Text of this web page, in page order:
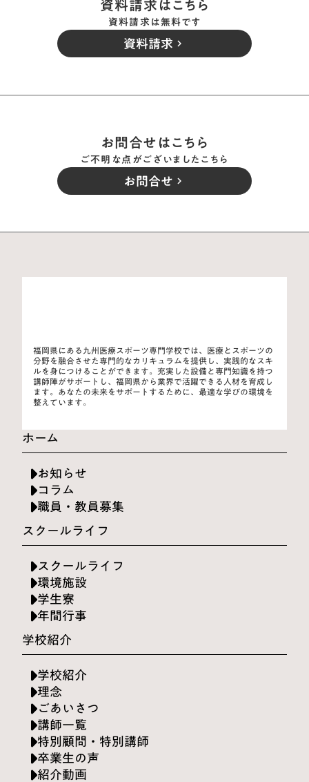
資料請求は無料です
資料請求 keyboard_arrow_right
お問合せはこちら
ご不明な点がございましたこちら
お問合せ keyboard_arrow_right
福岡県にある九州医療スポーツ専門学校では、医療とスポーツの
分野を融合させた専門的なカリキュラムを提供し、実践的なスキ
ルを身につけることができます。充実した設備と専門知識を持つ
講師陣がサポートし、福岡県から業界で活躍できる人材を育成し
ます。あなたの未来をサポートするために、最適な学びの環境を
整えています。
ホーム
お知らせ
コラム
職員・教員募集
スクールライフ
スクールライフ
環境施設
学生寮
年間行事
学校紹介
学校紹介
理念
ごあいさつ
講師一覧
特別顧問・特別講師
卒業生の声
紹介動画